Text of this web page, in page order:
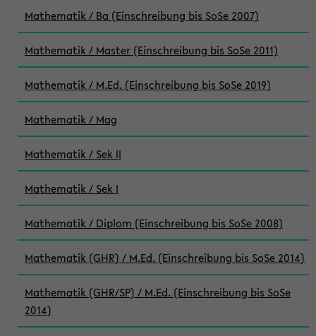
Mathematik / Ba (Einschreibung bis SoSe 2007)
Mathematik / Master (Einschreibung bis SoSe 2011)
Mathematik / M.Ed. (Einschreibung bis SoSe 2019)
Mathematik / Mag
Mathematik / Sek II
Mathematik / Sek I
Mathematik / Diplom (Einschreibung bis SoSe 2008)
Mathematik (GHR) / M.Ed. (Einschreibung bis SoSe 2014)
Mathematik (GHR/SP) / M.Ed. (Einschreibung bis SoSe
2014)